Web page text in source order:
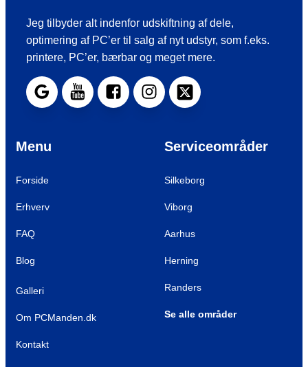
Jeg tilbyder alt indenfor udskiftning af dele,
optimering af PC’er til salg af nyt udstyr, som f.eks.
printere, PC’er, bærbar og meget mere.
Menu
Forside
Erhverv
FAQ
Blog
Galleri
Om PCManden.dk
Kontakt
Serviceområder
Silkeborg
Viborg
Aarhus
Herning
Randers
Se alle områder